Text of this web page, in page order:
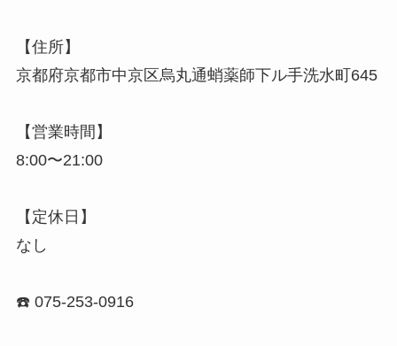
【住所】
京都府京都市中京区烏丸通蛸薬師下ル手洗水町645
【営業時間】
8:00〜21:00
【定休日】
なし
☎️ 075-253-0916